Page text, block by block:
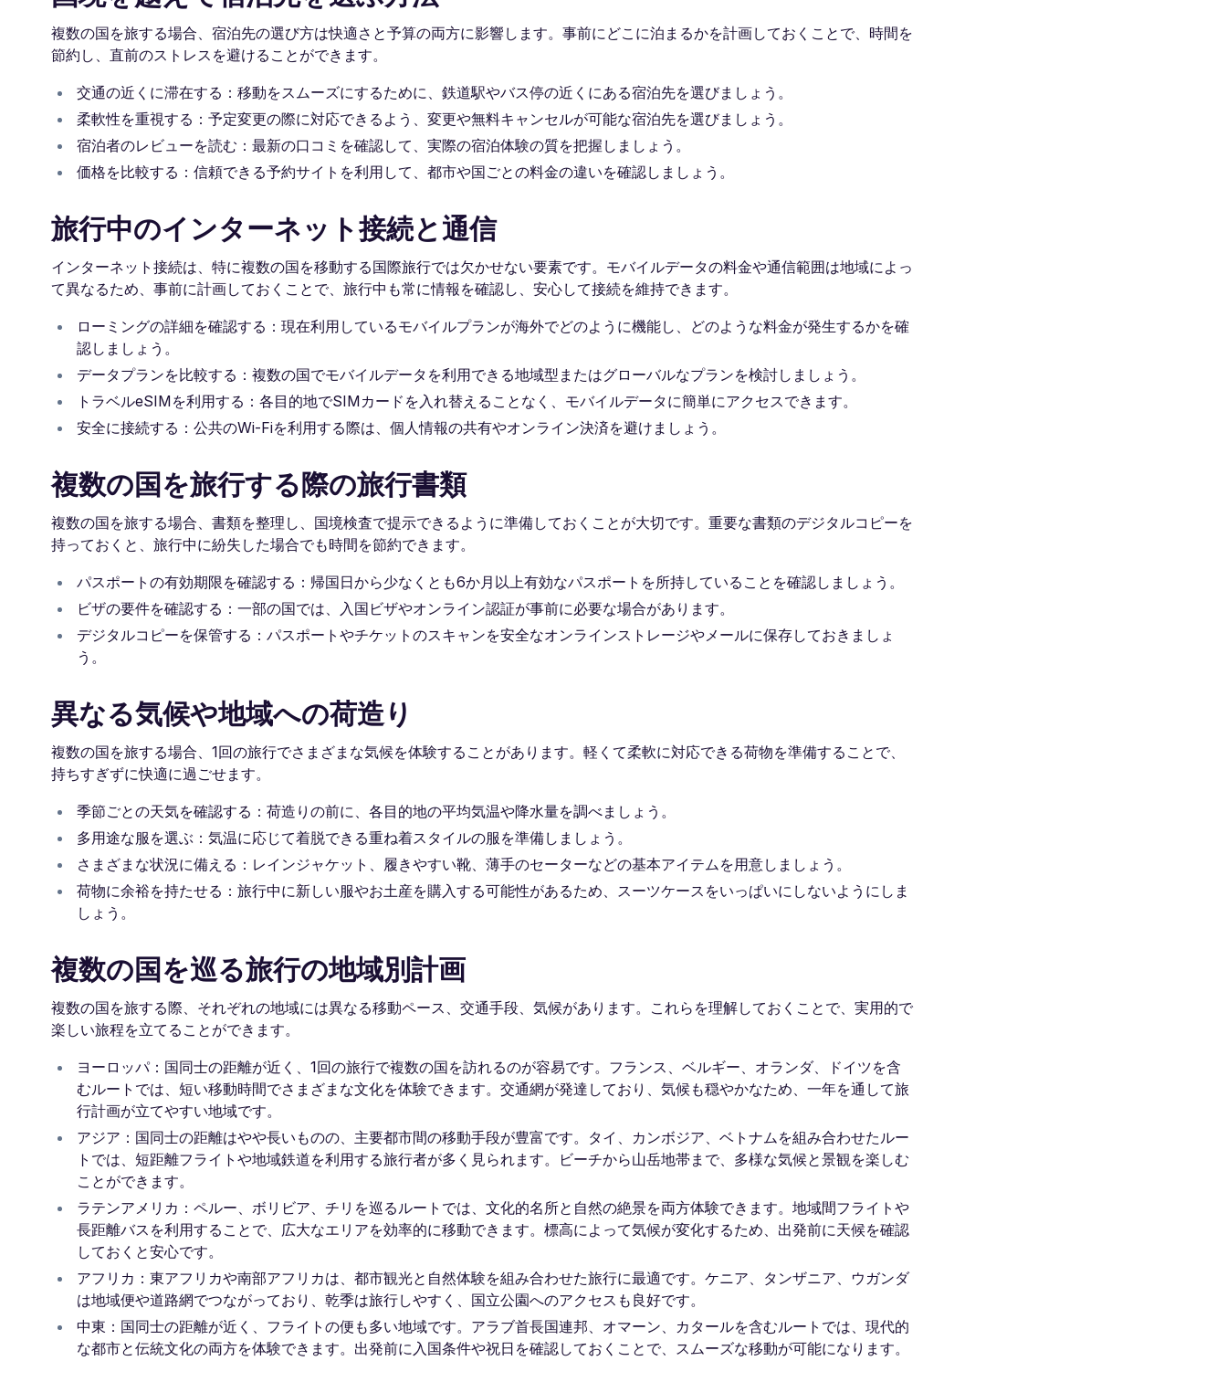
複数の国を旅する場合、宿泊先の選び方は快適さと予算の両方に影響します。事前にどこに泊まるかを計画しておくことで、時間を
節約し、直前のストレスを避けることができます。
交通の近くに滞在する：移動をスムーズにするために、鉄道駅やバス停の近くにある宿泊先を選びましょう。
柔軟性を重視する：予定変更の際に対応できるよう、変更や無料キャンセルが可能な宿泊先を選びましょう。
宿泊者のレビューを読む：最新の口コミを確認して、実際の宿泊体験の質を把握しましょう。
価格を比較する：信頼できる予約サイトを利用して、都市や国ごとの料金の違いを確認しましょう。
旅行中のインターネット接続と通信
インターネット接続は、特に複数の国を移動する国際旅行では欠かせない要素です。モバイルデータの料金や通信範囲は地域によっ
て異なるため、事前に計画しておくことで、旅行中も常に情報を確認し、安心して接続を維持できます。
ローミングの詳細を確認する：現在利用しているモバイルプランが海外でどのように機能し、どのような料金が発生するかを確
認しましょう。
データプランを比較する：複数の国でモバイルデータを利用できる地域型またはグローバルなプランを検討しましょう。
トラベルeSIMを利用する：各目的地でSIMカードを入れ替えることなく、モバイルデータに簡単にアクセスできます。
安全に接続する：公共のWi-Fiを利用する際は、個人情報の共有やオンライン決済を避けましょう。
複数の国を旅行する際の旅行書類
複数の国を旅する場合、書類を整理し、国境検査で提示できるように準備しておくことが大切です。重要な書類のデジタルコピーを
持っておくと、旅行中に紛失した場合でも時間を節約できます。
パスポートの有効期限を確認する：帰国日から少なくとも6か月以上有効なパスポートを所持していることを確認しましょう。
ビザの要件を確認する：一部の国では、入国ビザやオンライン認証が事前に必要な場合があります。
デジタルコピーを保管する：パスポートやチケットのスキャンを安全なオンラインストレージやメールに保存しておきましょ
う。
異なる気候や地域への荷造り
複数の国を旅する場合、1回の旅行でさまざまな気候を体験することがあります。軽くて柔軟に対応できる荷物を準備することで、
持ちすぎずに快適に過ごせます。
季節ごとの天気を確認する：荷造りの前に、各目的地の平均気温や降水量を調べましょう。
多用途な服を選ぶ：気温に応じて着脱できる重ね着スタイルの服を準備しましょう。
さまざまな状況に備える：レインジャケット、履きやすい靴、薄手のセーターなどの基本アイテムを用意しましょう。
荷物に余裕を持たせる：旅行中に新しい服やお土産を購入する可能性があるため、スーツケースをいっぱいにしないようにしま
しょう。
複数の国を巡る旅行の地域別計画
複数の国を旅する際、それぞれの地域には異なる移動ペース、交通手段、気候があります。これらを理解しておくことで、実用的で
楽しい旅程を立てることができます。
ヨーロッパ：国同士の距離が近く、1回の旅行で複数の国を訪れるのが容易です。フランス、ベルギー、オランダ、ドイツを含
むルートでは、短い移動時間でさまざまな文化を体験できます。交通網が発達しており、気候も穏やかなため、一年を通して旅
行計画が立てやすい地域です。
アジア：国同士の距離はやや長いものの、主要都市間の移動手段が豊富です。タイ、カンボジア、ベトナムを組み合わせたルー
トでは、短距離フライトや地域鉄道を利用する旅行者が多く見られます。ビーチから山岳地帯まで、多様な気候と景観を楽しむ
ことができます。
ラテンアメリカ：ペルー、ボリビア、チリを巡るルートでは、文化的名所と自然の絶景を両方体験できます。地域間フライトや
長距離バスを利用することで、広大なエリアを効率的に移動できます。標高によって気候が変化するため、出発前に天候を確認
しておくと安心です。
アフリカ：東アフリカや南部アフリカは、都市観光と自然体験を組み合わせた旅行に最適です。ケニア、タンザニア、ウガンダ
は地域便や道路網でつながっており、乾季は旅行しやすく、国立公園へのアクセスも良好です。
中東：国同士の距離が近く、フライトの便も多い地域です。アラブ首長国連邦、オマーン、カタールを含むルートでは、現代的
な都市と伝統文化の両方を体験できます。出発前に入国条件や祝日を確認しておくことで、スムーズな移動が可能になります。